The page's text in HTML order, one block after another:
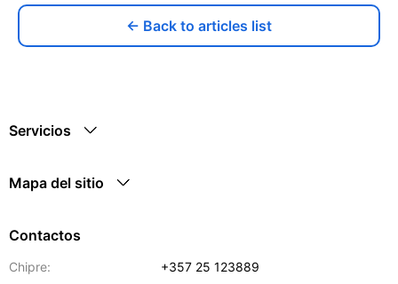
← Back to articles list
Servicios
Mapa del sitio
Contactos
Chipre:
+357 25 123889